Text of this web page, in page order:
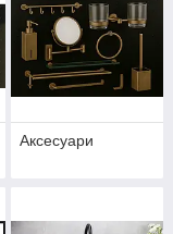
Аксесуари